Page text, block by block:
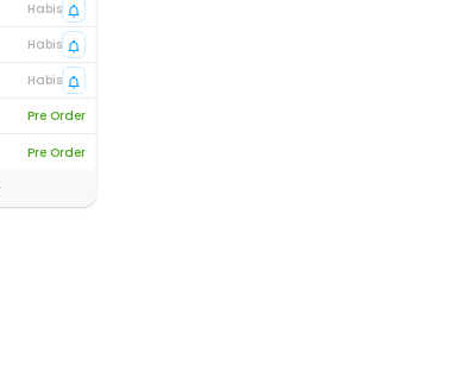
Habis
Habis
Habis
Pre Order
Pre Order